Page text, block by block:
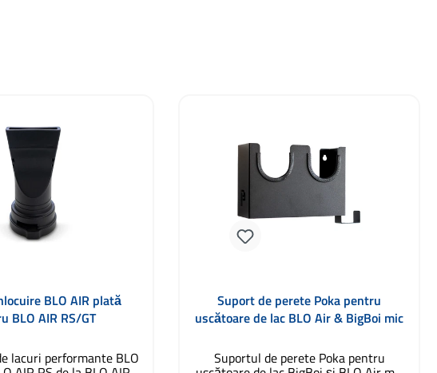
BLO AIR plată
BLO AIR RS/GT
lacuri performante BLO
Suport de perete Poka pentru
uscătoare de lac BLO Air & BigBoi mic
Suportul de perete Poka pentru